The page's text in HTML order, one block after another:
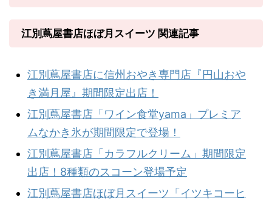
江別蔦屋書店ほぼ月スイーツ 関連記事
江別蔦屋書店に信州おやき専門店『円山おや
き満月屋』期間限定出店！
江別蔦屋書店「ワイン食堂yama」プレミア
ムなかき氷が期間限定で登場！
江別蔦屋書店「カラフルクリーム」期間限定
出店！8種類のスコーン登場予定
江別蔦屋書店ほぼ月スイーツ「イツキコーヒ